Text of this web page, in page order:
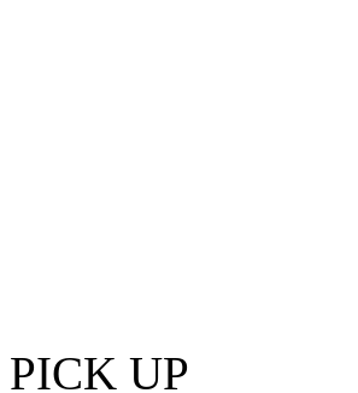
PICK UP